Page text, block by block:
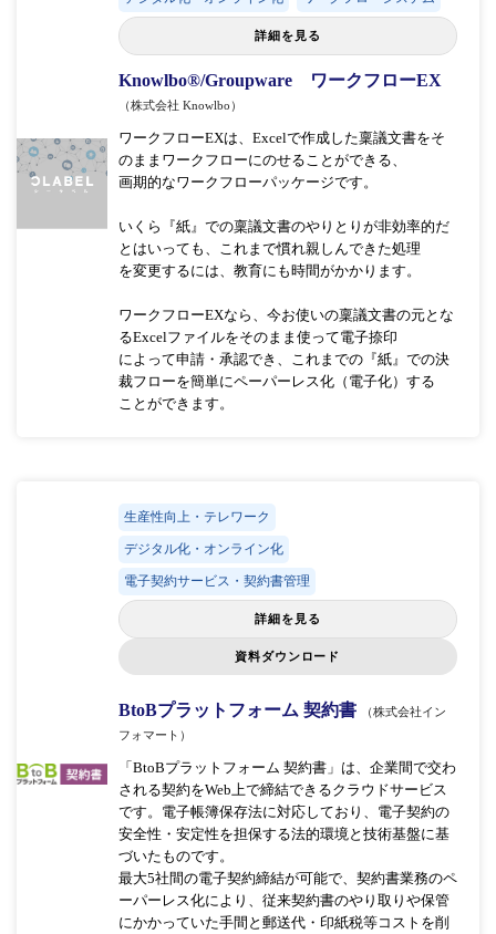
詳細を見る
Knowlbo®/Groupware ワークフローEX
（株式会社 Knowlbo）
ワークフローEXは、Excelで作成した稟議文書をそ
のままワークフローにのせることができる、
画期的なワークフローパッケージです。
いくら『紙』での稟議文書のやりとりが非効率的だ
とはいっても、これまで慣れ親しんできた処理
を変更するには、教育にも時間がかかります。
ワークフローEXなら、今お使いの稟議文書の元とな
るExcelファイルをそのまま使って電子捺印
によって申請・承認でき、これまでの『紙』での決
裁フローを簡単にペーパーレス化（電子化）する
ことができます。
生産性向上・テレワーク
デジタル化・オンライン化
電子契約サービス・契約書管理
詳細を見る
資料ダウンロード
BtoBプラットフォーム 契約書
（株式会社イン
フォマート）
「BtoBプラットフォーム 契約書」は、企業間で交わ
される契約をWeb上で締結できるクラウドサービス
です。電子帳簿保存法に対応しており、電子契約の
安全性・安定性を担保する法的環境と技術基盤に基
づいたものです。
最大5社間の電子契約締結が可能で、契約書業務のペ
ーパーレス化により、従来契約書のやり取りや保管
にかかっていた手間と郵送代・印紙税等コストを削